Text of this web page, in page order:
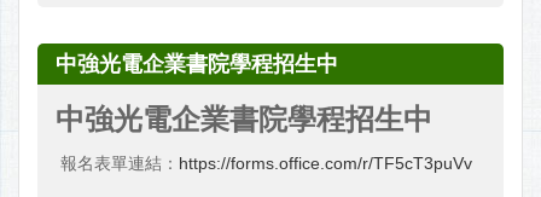
中強光電企業書院學程招生中
中強光電企業書院學程招生中
報名表單連結： https://forms.office.com/r/TF5cT3puVv